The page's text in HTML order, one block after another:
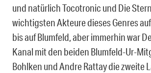
und natürlich Tocotronic und Die
wichtigsten Akteure dieses Genres
bis auf Blumfeld, aber immerhin war
Kanal mit den beiden Blumfeld-Ur-
Bohlken und Andre Rattay die zweite